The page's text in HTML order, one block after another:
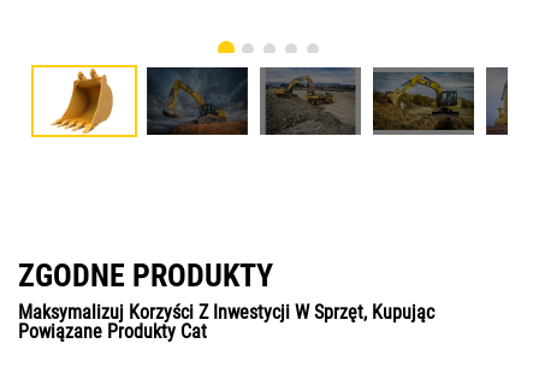
ZGODNE PRODUKTY
Maksymalizuj Korzyści Z Inwestycji W Sprzęt, Kupując
Powiązane Produkty Cat